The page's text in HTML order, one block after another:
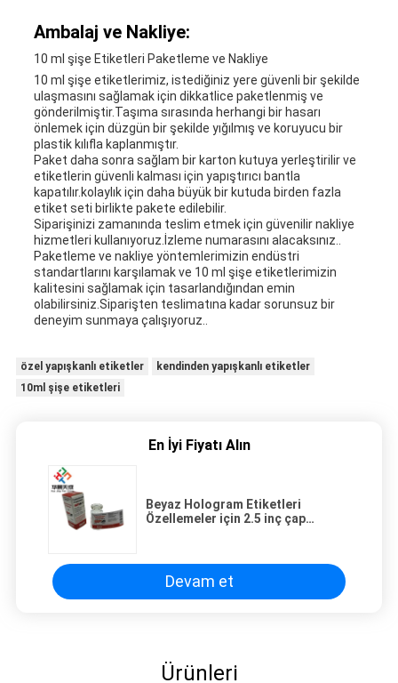
Ambalaj ve Nakliye:
10 ml şişe Etiketleri Paketleme ve Nakliye
10 ml şişe etiketlerimiz, istediğiniz yere güvenli bir şekilde
ulaşmasını sağlamak için dikkatlice paketlenmiş ve
gönderilmiştir.Taşıma sırasında herhangi bir hasarı
önlemek için düzgün bir şekilde yığılmış ve koruyucu bir
plastik kılıfla kaplanmıştır.
Paket daha sonra sağlam bir karton kutuya yerleştirilir ve
etiketlerin güvenli kalması için yapıştırıcı bantla
kapatılır.kolaylık için daha büyük bir kutuda birden fazla
etiket seti birlikte pakete edilebilir.
Siparişinizi zamanında teslim etmek için güvenilir nakliye
hizmetleri kullanıyoruz.İzleme numarasını alacaksınız..
Paketleme ve nakliye yöntemlerimizin endüstri
standartlarını karşılamak ve 10 ml şişe etiketlerimizin
kalitesini sağlamak için tasarlandığından emin
olabilirsiniz.Siparişten teslimatına kadar sorunsuz bir
deneyim sunmaya çalışıyoruz..
özel yapışkanlı etiketler
kendinden yapışkanlı etiketler
10ml şişe etiketleri
En İyi Fiyatı Alın
Beyaz Hologram Etiketleri
Özellemeler için 2.5 inç çap
Devam et
Ürünleri